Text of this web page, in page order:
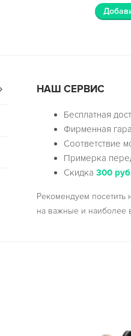
НАШ СЕРВИС
Бесплатная
Фирменная
Соответствие
Примерка
Скидка300
Рекомендуем
на важные и наиболее